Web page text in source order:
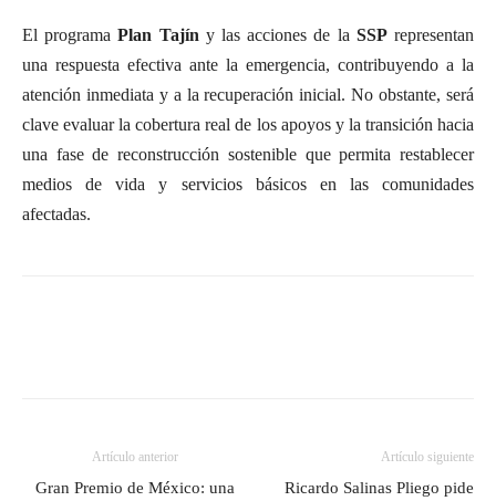
El programaPlan Tajíny las acciones de la SSPrepresentan
una respuesta efectiva ante la emergencia, contribuyendo a la
atención inmediata y a la recuperación inicial. No obstante, será
clave evaluar la cobertura real de los apoyos y la transición hacia
una fase de reconstrucción sostenible que permita restablecer
medios de vida y servicios básicos en las comunidades
afectadas.
Artículo anterior
Gran Premio de México: una
Artículo siguiente
Ricardo Salinas Pliego pide